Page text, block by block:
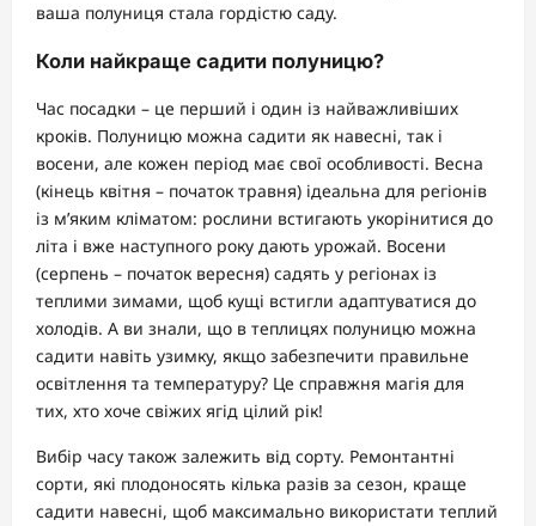
ваша полуниця стала гордістю саду.
Коли найкраще садити полуницю?
Час посадки – це перший і один із найважливіших
кроків. Полуницю можна садити як навесні, так і
восени, але кожен період має свої особливості. Весна
(кінець квітня – початок травня) ідеальна для регіонів
із м’яким кліматом: рослини встигають укорінитися до
літа і вже наступного року дають урожай. Восени
(серпень – початок вересня) садять у регіонах із
теплими зимами, щоб кущі встигли адаптуватися до
холодів. А ви знали, що в теплицях полуницю можна
садити навіть узимку, якщо забезпечити правильне
освітлення та температуру? Це справжня магія для
тих, хто хоче свіжих ягід цілий рік!
Вибір часу також залежить від сорту. Ремонтантні
сорти, які плодоносять кілька разів за сезон, краще
садити навесні, щоб максимально використати теплий